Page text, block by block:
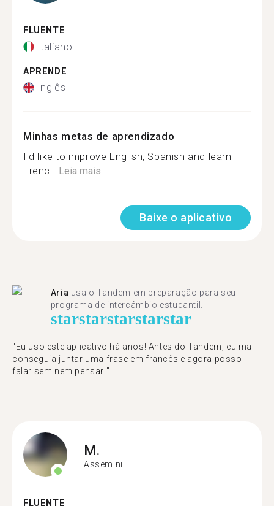
FLUENTE
Italiano
APRENDE
Inglês
Minhas metas de aprendizado
I'd like to improve English, Spanish and learn
Frenc...Leia mais
Baixe o aplicativo
Aria usa o Tandem em preparação para seu
programa de intercâmbio estudantil.
starstarstarstarstar
"​​Eu uso este aplicativo há anos! Antes do Tandem, eu mal
conseguia juntar uma frase em francês e agora posso
falar sem nem pensar!"
M.
Assemini
FLUENTE